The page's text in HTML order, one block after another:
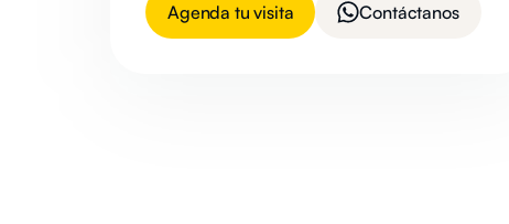
Agenda tu visita Contáctanos